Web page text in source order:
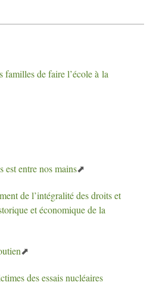
de faire l’école à la
est entre nos mains
de l’intégralité des droits et
et économique de la
des essais nucléaires